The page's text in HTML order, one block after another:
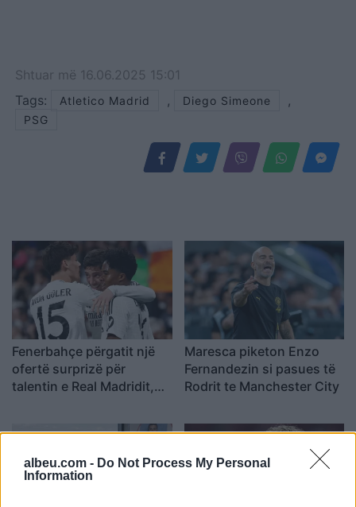
albeu.com - Do Not Process My Personal
Information
Shtuar më 16.06.2025 15:01
Tags:
Atletico Madrid , Diego Simeone ,
PSG
Fenerbahçe përgatit një
ofertë surprizë për
talentin e Real Madridit,
Maresca piketon Enzo
Fernandezin si pasues të
Rodrit te Manchester City